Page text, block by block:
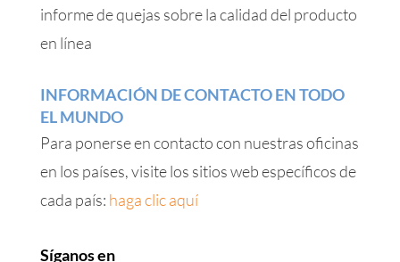
informe de quejas sobre la calidad del producto
en línea
INFORMACIÓN DE CONTACTO EN TODO
EL MUNDO
Para ponerse en contacto con nuestras oficinas
en los países, visite los sitios web específicos de
cada país: haga clic aquí
Síganos en